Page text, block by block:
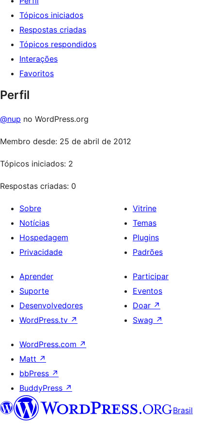
Tópicos iniciados
Respostas criadas
Tópicos respondidos
Interações
Favoritos
Perfil
@nup no WordPress.org
Membro desde: 25 de abril de 2012
Tópicos iniciados: 2
Respostas criadas: 0
Sobre
Notícias
Hospedagem
Privacidade
Vitrine
Temas
Plugins
Padrões
Aprender
Suporte
Desenvolvedores
WordPress.tv ↗
Participar
Eventos
Doar ↗
Swag ↗
WordPress.com ↗
Matt ↗
bbPress ↗
BuddyPress ↗
Brasil